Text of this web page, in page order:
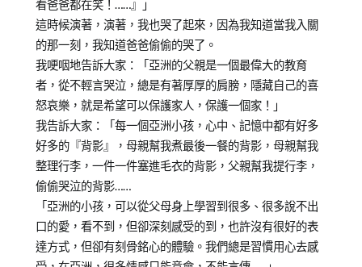
看爸爸都在笑！……』」
這時候演著，演著，我也哭了起來，因為我知道當我入關
的那一刻，我知道爸爸偷偷的哭了。
我哽咽地告訴大家：「亞洲的父親是一個最偉大的教育
者，從不輕言哭泣，總是有著厚厚的肩膀，隱藏自己的喜
怒哀樂，就是希望可以保護家人，保護一個家！」
我告訴大家：「每一個亞洲小孩，心中、記憶中都有好多
好多的『背影』，母親幫我煮最後一餐的背影，母親幫我
整理行李，一件一件塞進毛衣的背影，父親幫我提行李，
偷偷哭泣的背影……
「亞洲的小孩，可以從父母身上學習到很多、很多說不出
口的愛，看不到，但卻深刻感受的到，也許沒有很好的表
達方式，但卻有刻骨銘心的體驗。我們總是習慣用心去感